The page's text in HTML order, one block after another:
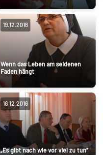
19.12.2016
Wenn das Leben am seidenen
Faden hängt
18.12.2016
„Es gibt nach wie vor viel zu tun”